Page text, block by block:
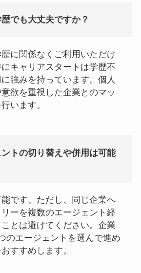
でも大丈夫ですか？
に関係なくご利用いただけ
にキャリアスタートは学歴不
強みを持っています。個人
欲を重視した企業とのマッ
います。
トの切り替えや併用は可能
です。ただし、同じ企業へ
ーを複数のエージェント経
とは避けてください。企業
のエージェントを選んで進め
すすめします。